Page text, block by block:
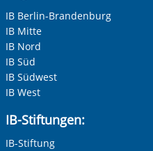
IB Berlin-Brandenburg
IB Mitte
IB Nord
IB Süd
IB Südwest
IB West
IB-Stiftungen:
IB-Stiftung